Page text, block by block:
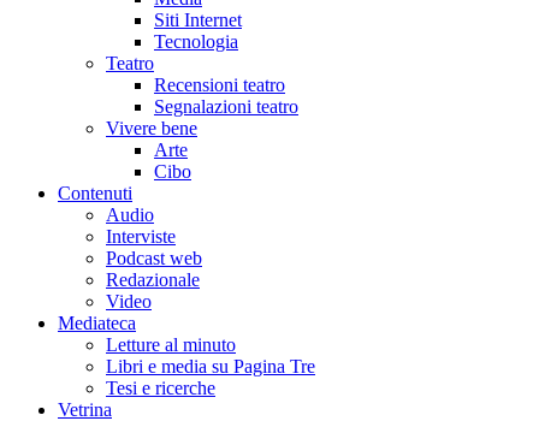
Siti Internet
Tecnologia
Teatro
Recensioni teatro
Segnalazioni teatro
Vivere bene
Arte
Cibo
Contenuti
Audio
Interviste
Podcast web
Redazionale
Video
Mediateca
Letture al minuto
Libri e media su Pagina Tre
Tesi e ricerche
Vetrina